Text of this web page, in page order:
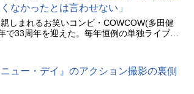
なかったとは言わせない」
しまれるお笑いコンビ・COWCOW(多田健
で33周年を迎えた。毎年恒例の単独ライブ…
ュー・デイ』のアクション撮影の裏側